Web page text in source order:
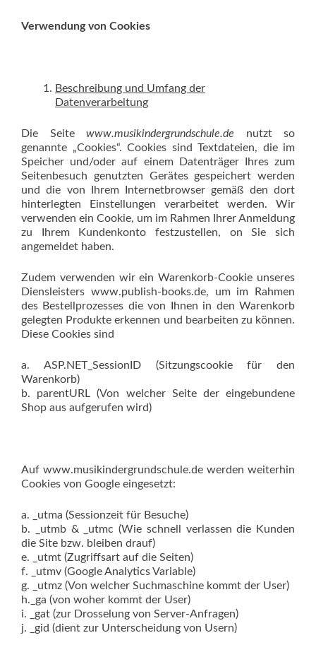
Verwendung von Cookies
Beschreibung und Umfang der
Datenverarbeitung
Die Seite www.musikindergrundschule.de nutzt so
genannte „Cookies“. Cookies sind Textdateien, die im
Speicher und/oder auf einem Datenträger Ihres zum
Seitenbesuch genutzten Gerätes gespeichert werden
und die von Ihrem Internetbrowser gemäß den dort
hinterlegten Einstellungen verarbeitet werden. Wir
verwenden ein Cookie, um im Rahmen Ihrer Anmeldung
zu Ihrem Kundenkonto festzustellen, on Sie sich
angemeldet haben.
Zudem verwenden wir ein Warenkorb-Cookie unseres
Diensleisters www.publish-books.de, um im Rahmen
des Bestellprozesses die von Ihnen in den Warenkorb
gelegten Produkte erkennen und bearbeiten zu können.
Diese Cookies sind
a. ASP.NET_SessionID (Sitzungscookie für den
Warenkorb)
b. parentURL (Von welcher Seite der eingebundene
Shop aus aufgerufen wird)
Auf www.musikindergrundschule.de werden weiterhin
Cookies von Google eingesetzt:
a. _utma (Sessionzeit für Besuche)
b. _utmb & _utmc (Wie schnell verlassen die Kunden
die Site bzw. bleiben drauf)
e. _utmt (Zugriffsart auf die Seiten)
f. _utmv (Google Analytics Variable)
g. _utmz (Von welcher Suchmaschine kommt der User)
h._ga (von woher kommt der User)
i. _gat (zur Drosselung von Server-Anfragen)
j. _gid (dient zur Unterscheidung von Usern)